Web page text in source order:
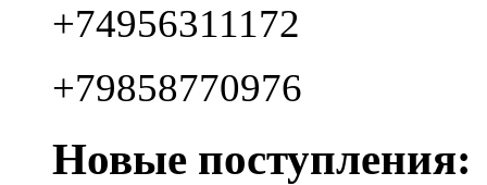
+74956311172
+79858770976
Новые поступления: